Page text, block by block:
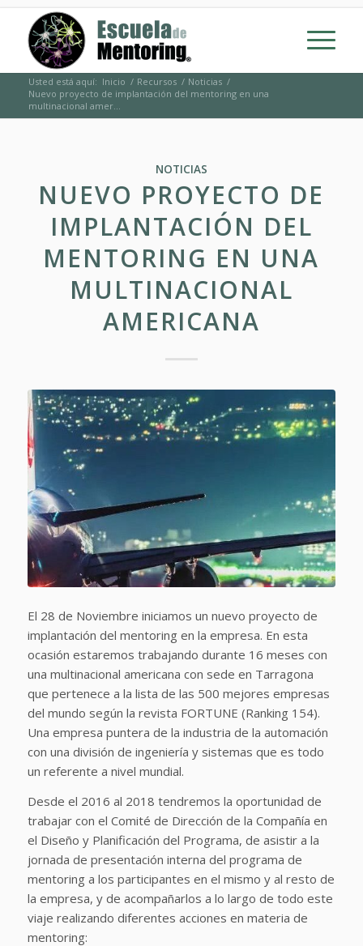
Usted está aquí: Inicio / Recursos / Noticias /
Nuevo proyecto de implantación del mentoring en una
multinacional amer...
NOTICIAS
NUEVO PROYECTO DE
IMPLANTACIÓN DEL
MENTORING EN UNA
MULTINACIONAL
AMERICANA
El 28 de Noviembre iniciamos un nuevo proyecto de
implantación del mentoring en la empresa. En esta
ocasión estaremos trabajando durante 16 meses con
una multinacional americana con sede en Tarragona
que pertenece a la lista de las 500 mejores empresas
del mundo según la revista FORTUNE (Ranking 154).
Una empresa puntera de la industria de la automación
con una división de ingeniería y sistemas que es todo
un referente a nivel mundial.
Desde el 2016 al 2018 tendremos la oportunidad de
trabajar con el Comité de Dirección de la Compañía en
el Diseño y Planificación del Programa, de asistir a la
jornada de presentación interna del programa de
mentoring a los participantes en el mismo y al resto de
la empresa, y de acompañarlos a lo largo de todo este
viaje realizando diferentes acciones en materia de
mentoring: